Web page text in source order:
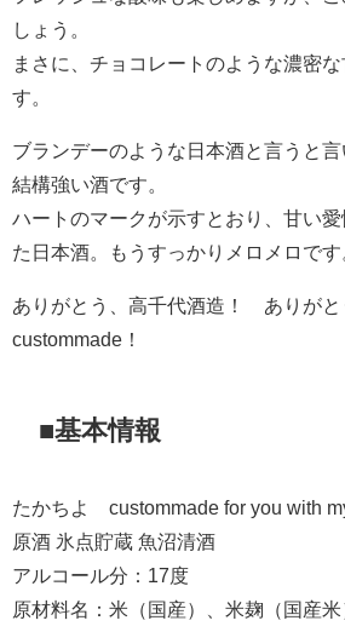
しょう。
まさに、チョコレートのような濃密
す。
ブランデーのような日本酒と言うと言
結構強い酒です。
ハートのマークが示すとおり、甘い
た日本酒。もうすっかりメロメロです
ありがとう、高千代酒造！ ありがと
custommade！
■基本情報
たかちよ custommade for you with
原酒 氷点貯蔵 魚沼清酒
アルコール分：17度
原材料名：米（国産）、米麹（国産米